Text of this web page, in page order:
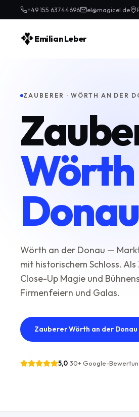
+49 155 63744696 el@magicel.de
Emilian Leber
ZAUBERER · WÖRTH AN DER
Donau
Wörth an der Donau —
mit historischem Schloss.
Close-Up Magie und
Firmenfeiern und Galas.
Zauberer Wörth an der
5,0·30+Google-